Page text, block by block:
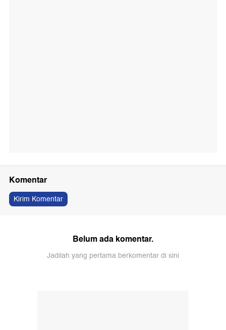
Komentar
Kirim Komentar
Belum ada komentar.
Jadilah yang pertama berkomentar di sini